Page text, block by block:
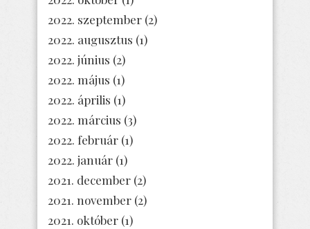
2022. szeptember (2)
2022. augusztus (1)
2022. június (2)
2022. május (1)
2022. április (1)
2022. március (3)
2022. február (1)
2022. január (1)
2021. december (2)
2021. november (2)
2021. október (1)